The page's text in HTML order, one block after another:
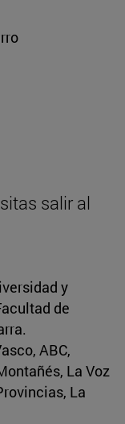
salir al
y
de
ABC,
La Voz
La